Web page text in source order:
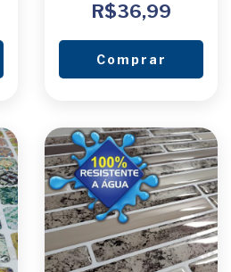
R$36,99
Comprar